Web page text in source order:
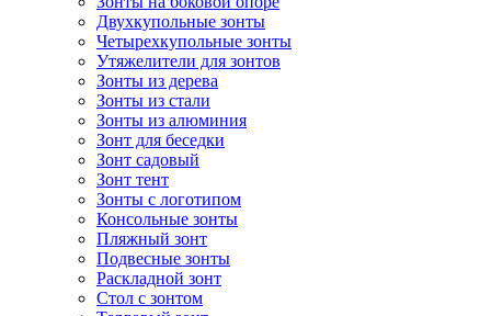
Двухкупольные зонты
Четырехкупольные зонты
Утяжелители для зонтов
Зонты из дерева
Зонты из стали
Зонты из алюминия
Зонт для беседки
Зонт садовый
Зонт тент
Зонты с логотипом
Консольные зонты
Пляжный зонт
Подвесные зонты
Раскладной зонт
Стол с зонтом